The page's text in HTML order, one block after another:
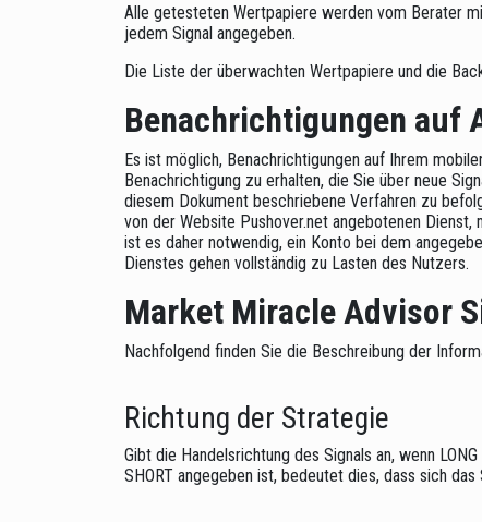
Alle getesteten Wertpapiere werden vom Berater
jedem Signal angegeben.
Die Liste der überwachten Wertpapiere und die
Benachrichtigungen auf
Es ist möglich, Benachrichtigungen auf Ihrem
Benachrichtigung zu erhalten, die Sie über neue
diesem Dokument beschriebene Verfahren zu
von der Website Pushover.net angebotenen
ist es daher notwendig, ein Konto bei dem
Dienstes gehen vollständig zu Lasten des Nutzers.
Market Miracle Advisor
Nachfolgend finden Sie die Beschreibung der
Richtung der Strategie
Gibt die Handelsrichtung des Signals an, wenn
SHORT angegeben ist, bedeutet dies, dass sich